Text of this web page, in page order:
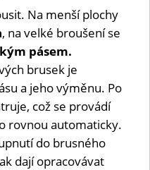
Na menší plochy
, na velké broušení se
pásem.
brusek je
a jeho výměnu. Po
což se provádí
rovnou automaticky.
do brusného
dají opracovávat